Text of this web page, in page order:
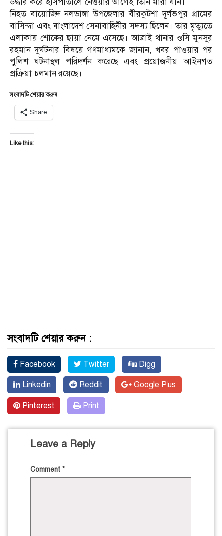
উদ্ধার করে হাসপাতালে নেওয়ার আগেই তিনি মারা যান।
নিহত বায়োজিদ নলডাঙ্গা উপজেলার বীরকুটশা দূর্লভপুর গ্রামের
বাসিন্দা এবং বাংলাদেশ সেনাবাহিনীর সদস্য ছিলেন। তার মৃত্যুতে
এলাকায় শোকের ছায়া নেমে এসেছে। আত্রাই থানার ওসি মুনসুর
রহমান দুর্ঘটনার বিষয়ে গণমাধ্যমকে জানান, খবর পাওয়ার পর
পুলিশ ঘটনাস্থল পরিদর্শন করেছে এবং প্রয়োজনীয় আইনগত
প্রক্রিয়া চলমান রয়েছে।
সংবাদটি শেয়ার করুন
Share
Like this:
সংবাদটি শেয়ার করুন :
Facebook Twitter Digg
Linkedin Reddit Google Plus
Pinterest Print
Leave a Reply
Comment *